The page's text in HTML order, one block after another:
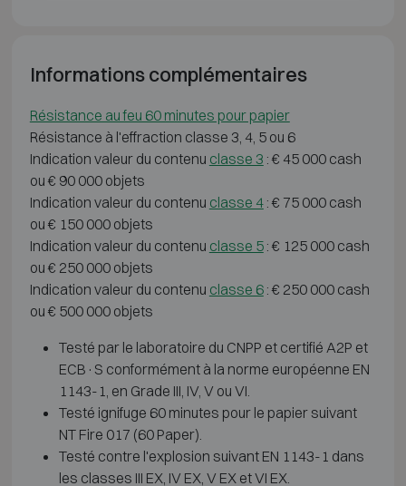
Informations complémentaires
Résistance au feu 60 minutes pour papier
Résistance à l'effraction classe 3, 4, 5 ou 6
Indication valeur du contenu classe 3 : € 45 000 cash
ou € 90 000 objets
Indication valeur du contenu classe 4: € 75 000 cash
ou € 150 000 objets
Indication valeur du contenu classe 5: € 125 000 cash
ou € 250 000 objets
Indication valeur du contenu classe 6: € 250 000 cash
ou € 500 000 objets
Testé par le laboratoire du CNPP et certifié A2P et
ECB·S conformément à la norme européenne EN
1143-1, en Grade III, IV, V ou VI.
Testé ignifuge 60 minutes pour le papier suivant
NT Fire 017 (60 Paper).
Testé contre l'explosion suivant EN 1143-1 dans
les classes III EX, IV EX, V EX et VI EX.